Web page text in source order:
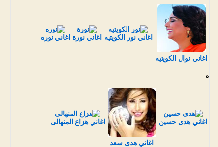
اغاني نوال الكويتيه
اغاني نور الكويتيه اغاني نورة اغاني نوره
ه
اغاني هدى حسين
اغاني هدى سعد
اغاني هزاع المنهالى